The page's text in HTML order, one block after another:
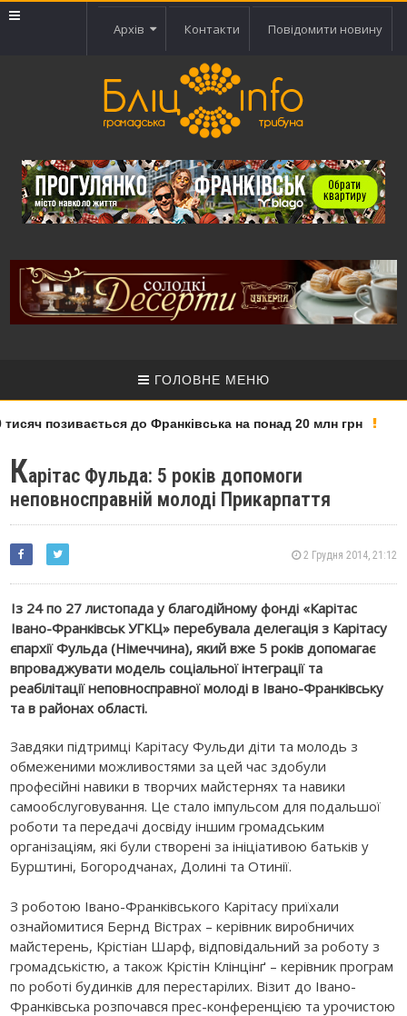
Архів Контакти Повідомити новину
ГОЛОВНЕ МЕНЮ
позивається до Франківська на понад 20 млн грн
Карітас Фульда: 5 років допомоги
неповносправній молоді Прикарпаття
2 Грудня 2014, 21:12
Із 24 по 27 листопада у благодійному фонді «Карітас
Івано-Франківськ УГКЦ» перебувала делегація з Карітасу
єпархії Фульда (Німеччина), який вже 5 років допомагає
впроваджувати модель соціальної інтеграції та
реабілітації неповносправної молоді в Івано-Франківську
та в районах області.
Завдяки підтримці Карітасу Фульди діти та молодь з
обмеженими можливостями за цей час здобули
професійні навики в творчих майстернях та навики
самообслуговування. Це стало імпульсом для подальшої
роботи та передачі досвіду іншим громадським
організаціям, які були створені за ініціативою батьків у
Бурштині, Богородчанах, Долині та Отинії.
З роботою Івано-Франківського Карітасу приїхали
ознайомитися Бернд Вістрах – керівник виробничих
майстерень, Крістіан Шарф, відповідальний за роботу з
громадськістю, а також Крістін Клінцінґ – керівник програм
по роботі будинків для перестарілих. Візит до Івано-
Франківська розпочався прес-конференцією та урочистою